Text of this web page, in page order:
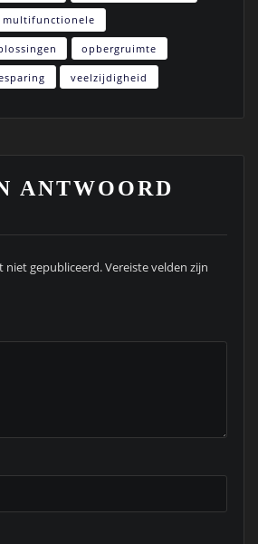
multifunctionele
opbergruimte
veelzijdigheid
ANTWOORD
niet gepubliceerd.Vereiste velden zijn